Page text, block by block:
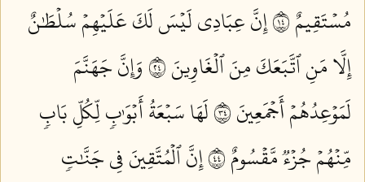
مُسۡتَقِيمٌ ٤١
إِنَّ عِبَادِي لَيۡسَ لَكَ عَلَيۡهِمۡ سُلۡطَٰنٌ
إِلَّا مَنِ ٱتَّبَعَكَ مِنَ ٱلۡغَاوِينَ ٤٢
وَإِنَّ جَهَنَّمَ
لَمَوۡعِدُهُمۡ أَجۡمَعِينَ ٤٣
لَهَا سَبۡعَةُ أَبۡوَٰبٖ لِّكُلِّ بَابٖ
مِّنۡهُمۡ جُزۡءٞ مَّقۡسُومٌ ٤٤
إِنَّ ٱلۡمُتَّقِينَ فِي جَنَّٰتٖ